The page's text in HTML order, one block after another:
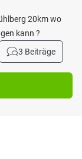
20km wo
kann ?
3 Beiträge